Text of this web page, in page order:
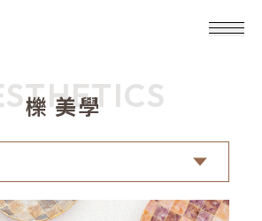
櫟 美學